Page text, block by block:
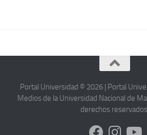
Portal Universidad © 2026 | Portal
Medios de la Universidad Nacional de
derechos